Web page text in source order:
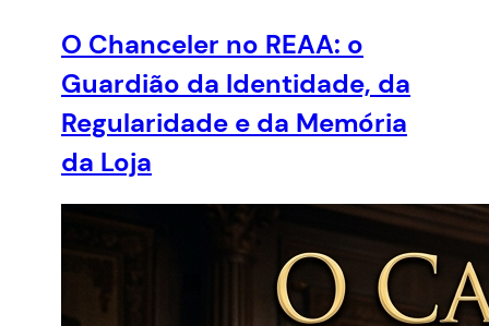
O Chanceler no REAA: o
Guardião da Identidade, da
Regularidade e da Memória
da Loja